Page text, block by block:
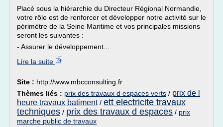
Placé sous la hiérarchie du Directeur Régional Normandie,
votre rôle est de renforcer et développer notre activité sur le
périmètre de la Seine Maritime et vos principales missions
seront les suivantes :
- Assurer le développement...
Lire la suite
Site : http://www.mbcconsulting.fr
Thèmes liés : prix des travaux d espaces verts / prix de l
heure travaux batiment/ ett electricite travaux
techniques / prix des travaux d espaces / prix
marche public de travaux